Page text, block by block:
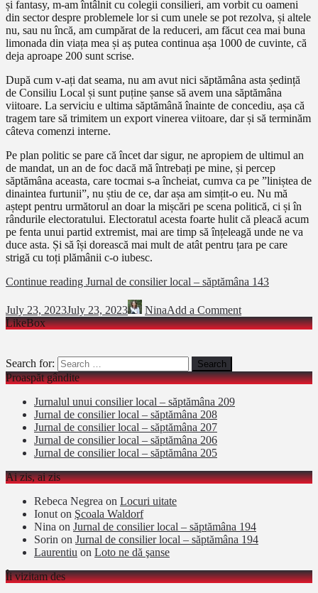
și fantasy, m-am întâlnit cu colegii consilieri, am vorbit cu oameni
din sector despre problemele lor si cum unele se pot rezolva, și altele
nu, sau nu încă, am cumpărat de la reduceri, am făcut cea mai buna
limonada din viața mea și aș putea continua așa 1000 de cuvinte, că
deja aproape 200 sunt scrise.
După cum v-ați dat seama, nu am avut nici săptămâna asta ședință
de Consiliu Local și sunt puține șanse să avem una săptămâna
viitoare. La serviciu e ultima săptămână înainte de concediu, așa că
tragem tare să trimitem un export vinerea viitoare, dar și să terminăm
câteva comenzi interne.
Pe plan politic se pare că încet dar sigur, ne apropiem de ultimul an
de mandat, un an de foc dacă mă întrebați pe mine, și percep
săptămâna aceasta, care tocmai s-a încheiat, cumva ca pe ”liniștea de
dinaintea furtunii”, nu știu de ce, dar așa am simțit-o eu. Nu mă
aștept pentru următorul an doar la mișcări pe scena politică, ci și în
rândurile electoratului. Electoratul acesta foarte hulit că pleacă acum
pe fenta unui partid extremist, mai are timp să înțeleagă unde ne va
duce asta. Și să își dorească mai mult de atât pentru țara pe care
strigă cu toți plămânii c-o iubesc.
Continue reading Jurnal de consilier local – săptămâna 143
July 23, 2023July 23, 2023 NinaAdd a Comment
LikeBox
Search for:
Proaspăt gândite
Jurnalul unui consilier local – săptămâna 209
Jurnal de consilier local – săptămâna 208
Jurnal de consilier local – săptămâna 207
Jurnal de consilier local – săptămâna 206
Jurnal de consilier local – săptămâna 205
Ai zis, ai zis
Rebeca Negrea on Locuri uitate
Ionut on Şcoala Waldorf
Nina on Jurnal de consilier local – săptămâna 194
Sorin on Jurnal de consilier local – săptămâna 194
Laurentiu on Loto ne dă şanse
Îi vizitam des